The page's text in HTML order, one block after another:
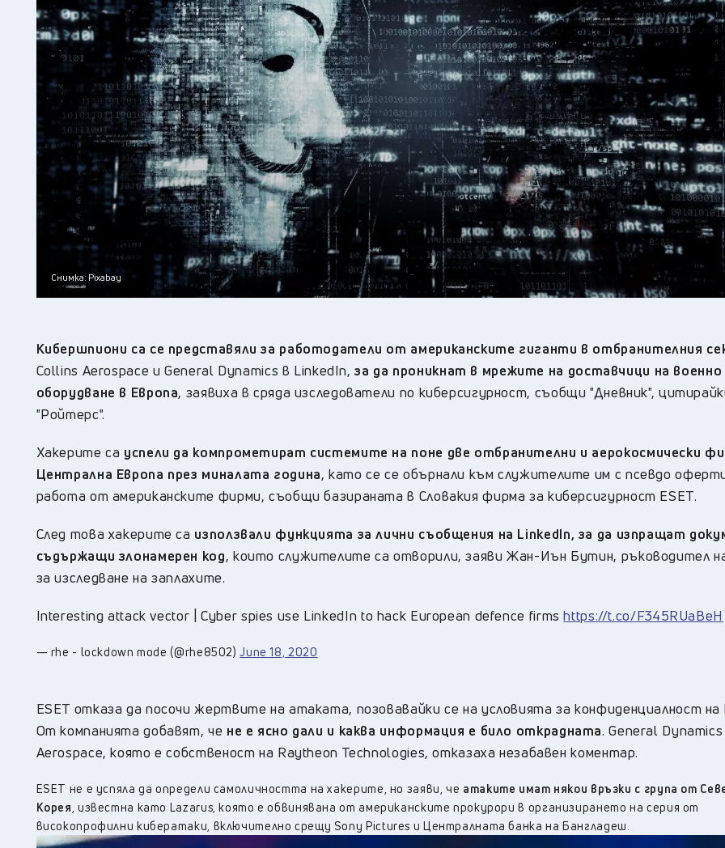
Перник , 24°C
Плевен, 25°C
Пловдив, 24°C
Разград, 22°C
Русе, 25°C
Силистра , 23°C
Сливен , 21°C
Смолян, 18°C
София, 25°C
Стара Загора , 21 °C
Търговище 22°C
Хасково, 25°C
Шумен , 21 °C
Ямбол, 22°C
Снимка: Pixabay
Кибершпиони са се представяли за работодатели от американските гиганти в отбранителния
Collins Aerospace и General Dynamics в LinkedIn,за да проникнат в мрежите на доставчици на военно
оборудване в Европа, заявиха в сряда изследователи по киберсигурност, съобщи "Дневник",
"Ройтерс".
Хакерите са успели да компрометират системите на поне две отбранителни и аерокосмически
Централна Европа през миналата година, като се се обърнали към служителите им с псевдо
работа от американските фирми, съобщи базираната в Словакия фирма за киберсигурност ESET.
След това хакерите са използвали функцията за лични съобщения на LinkedIn, за да изпращат
съдържащи злонамерен код, които служителите са отворили, заяви Жан-Иън Бутин, ръководител
за изследване на заплахите.
Interesting attack vector | Cyber spies use LinkedIn to hack European defence firmshttps://t.co/F345RUaBeH
— rhe - lockdown mode (@rhe8502)June 18, 2020
ESET отказа да посочи жертвите на атаката, позовавайки се на условията за конфиденциалност на
От компанията добавят, че не е ясно дали и каква информация е било открадната. General
Aerospace, която е собственост на Raytheon Technologies, отказаха незабавен коментар.
ESET не е успяла да определи самоличността на хакерите, но заяви, че атаките имат някои връзки с група от
Корея, известна като Lazarus, която е обвинявана от американските прокурори в организирането на серия от
високопрофилни кибератаки, включително срещу Sony Pictures и Централната банка на Бангладеш.